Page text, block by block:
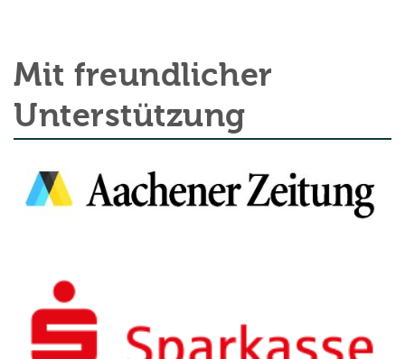
Mit freundlicher
Unterstützung